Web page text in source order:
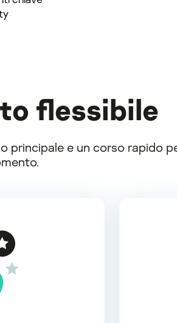
flessibile
e un corso rapido